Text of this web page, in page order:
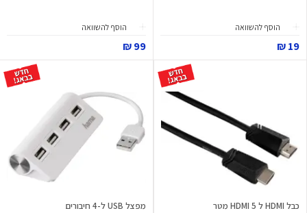
הוסף להשוואה
19 ₪
הוסף להשוואה
99 ₪
כבל HDMI ל HDMI 5 מטר מפצל USB ל-4 חיבורים